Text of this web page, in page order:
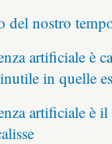
del nostro
artificiale è
in quelle
artificiale è il